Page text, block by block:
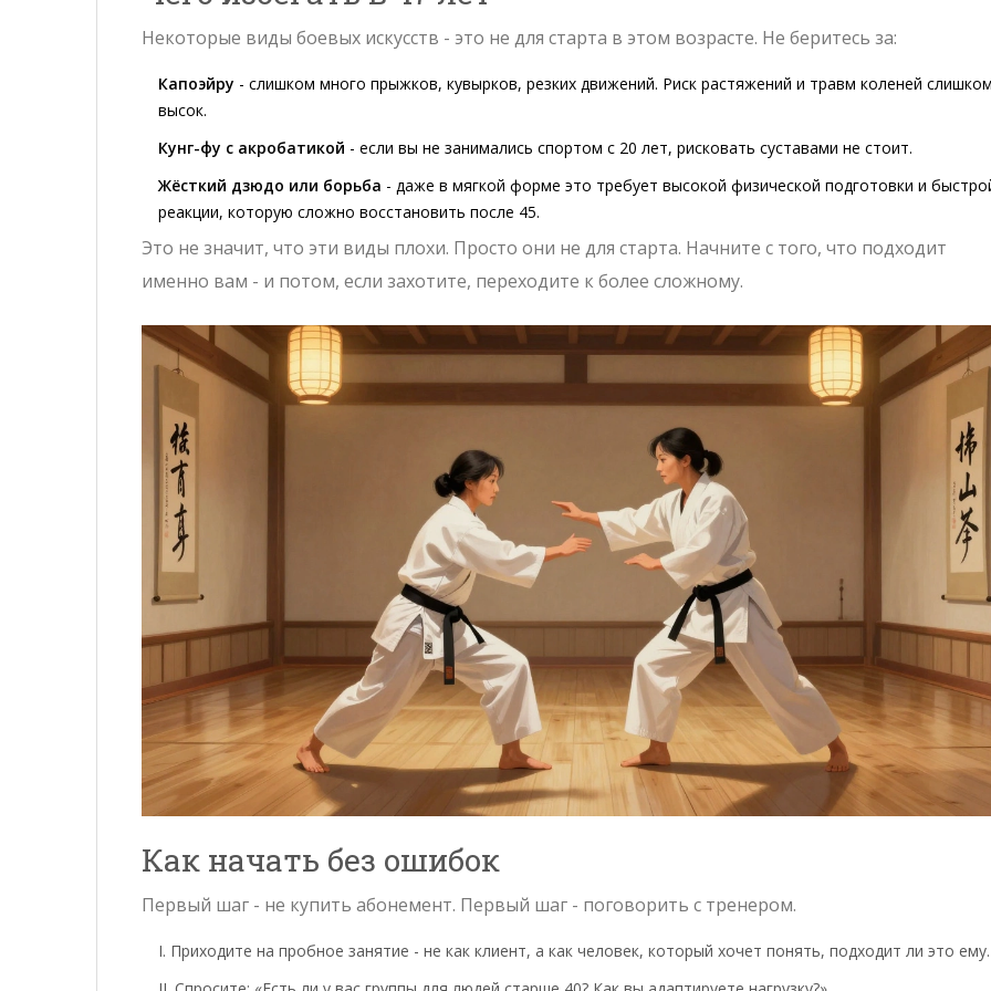
Некоторые виды боевых искусств - это не для старта в этом возрасте. Не беритесь за:
Капоэйру - слишком много прыжков, кувырков, резких движений. Риск растяжений и травм коленей
высок.
Кунг-фу с акробатикой - если вы не занимались спортом с 20 лет, рисковать суставами не стоит.
Жёсткий дзюдо или борьба - даже в мягкой форме это требует высокой физической подготовки и
реакции, которую сложно восстановить после 45.
Это не значит, что эти виды плохи. Просто они не для старта. Начните с того, что подходит
именно вам - и потом, если захотите, переходите к более сложному.
Как начать без ошибок
Первый шаг - не купить абонемент. Первый шаг - поговорить с тренером.
Приходите на пробное занятие - не как клиент, а как человек, который хочет понять, подходит ли это ему.